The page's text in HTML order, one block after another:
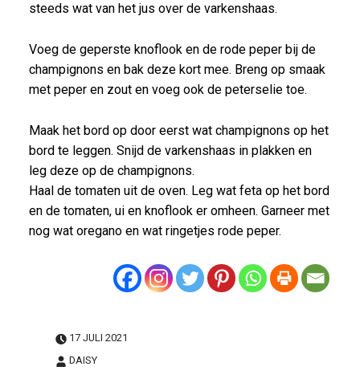
steeds wat van het jus over de varkenshaas.
Voeg de geperste knoflook en de rode peper bij de
champignons en bak deze kort mee. Breng op smaak
met peper en zout en voeg ook de peterselie toe.
Maak het bord op door eerst wat champignons op het
bord te leggen. Snijd de varkenshaas in plakken en
leg deze op de champignons.
Haal de tomaten uit de oven. Leg wat feta op het bord
en de tomaten, ui en knoflook er omheen. Garneer met
nog wat oregano en wat ringetjes rode peper.
17 JULI 2021
DAISY